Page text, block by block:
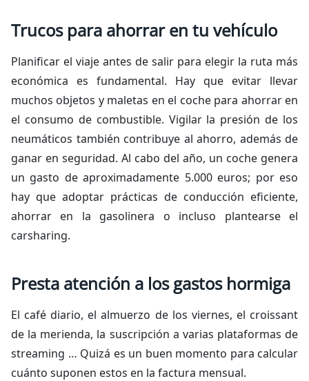
Trucos para ahorrar en tu vehículo
Planificar el viaje antes de salir para elegir la ruta más
económica es fundamental. Hay que evitar llevar
muchos objetos y maletas en el coche para ahorrar en
el consumo de combustible. Vigilar la presión de los
neumáticos también contribuye al ahorro, además de
ganar en seguridad. Al cabo del año, un coche genera
un gasto de aproximadamente 5.000 euros; por eso
hay que adoptar prácticas de conducción eficiente,
ahorrar en la gasolinera o incluso plantearse el
carsharing.
Presta atención a los gastos hormiga
El café diario, el almuerzo de los viernes, el croissant
de la merienda, la suscripción a varias plataformas de
streaming … Quizá es un buen momento para calcular
cuánto suponen estos en la factura mensual.